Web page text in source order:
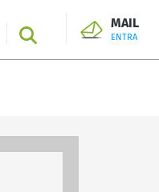
SEARCH
MAIL
ENTRA